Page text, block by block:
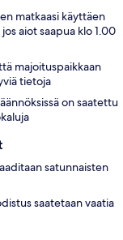
matkaasi käyttäen
aiot saapua klo 1.00
majoituspaikkaan
tietoja
on saatettu
satunnaisten
saatetaan vaatia